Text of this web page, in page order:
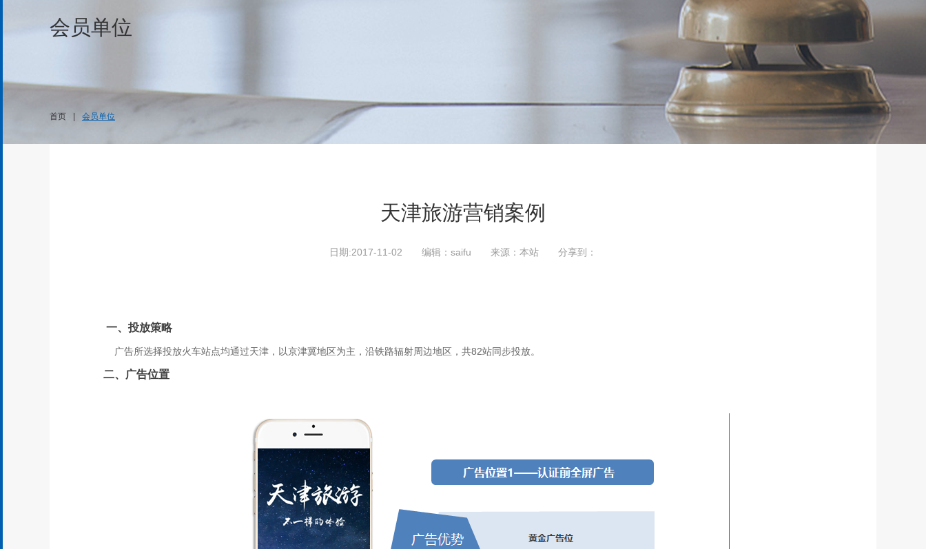
会员单位
首页 会员单位
天津旅游营销案例
日期:2017-11-02 编辑：saifu 来源：本站 分享到：
一、 投放策略
广告所选择投放火车站点均通过天津，以京津冀地区为主，沿铁路辐射周边地区，共82站同步投放。
二、广告位置